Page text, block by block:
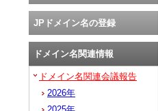
JPドメイン名の登録
ドメイン名関連情報
ドメイン名関連会議報告
2026年